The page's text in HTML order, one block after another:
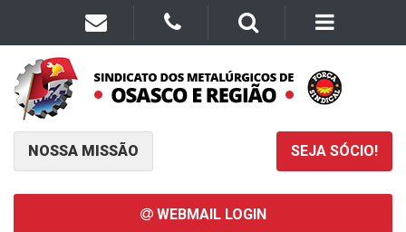
NOSSA MISSÃO SEJA SÓCIO!
WEBMAIL LOGIN